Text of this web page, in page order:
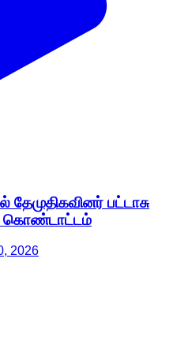
பட்டாசு
கொண்டாட்டம்
2026